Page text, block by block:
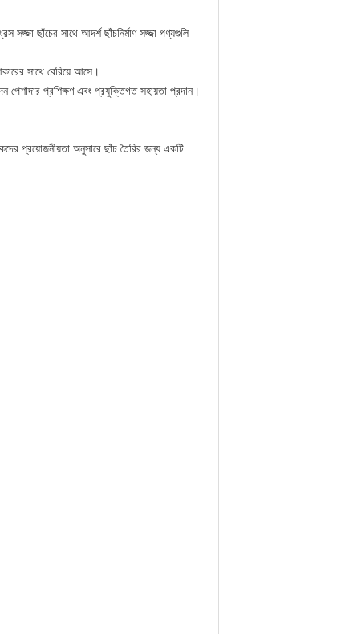
সজ্জা ছাঁচের সাথে আদর্শ ছাঁচনির্মাণ সজ্জা পণ্যগুলি
সাথে বেরিয়ে আসে।
প্রশিক্ষণ এবং প্রযুক্তিগত সহায়তা প্রদান।
প্রয়োজনীয়তা অনুসারে ছাঁচ তৈরির জন্য একটি